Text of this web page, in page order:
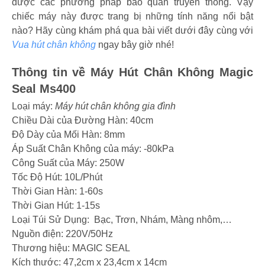
được các phương pháp bảo quản truyền thống. Vậy
chiếc máy này được trang bị những tính năng nổi bật
nào? Hãy cùng khám phá qua bài viết dưới đây cùng với
Vua hút chân không ngay bây giờ nhé!
Thông tin về Máy Hút Chân Không Magic
Seal Ms400
Loại máy: Máy hút chân không gia đình
Chiều Dài của Đường Hàn: 40cm
Độ Dày của Mối Hàn: 8mm
Áp Suất Chân Không của máy: -80kPa
Công Suất của Máy: 250W
Tốc Độ Hút: 10L/Phút
Thời Gian Hàn: 1-60s
Thời Gian Hút: 1-15s
Loại Túi Sử Dụng: Bạc, Trơn, Nhám, Màng nhôm,…
Nguồn điện: 220V/50Hz
Thương hiệu: MAGIC SEAL
Kích thước: 47,2cm x 23,4cm x 14cm